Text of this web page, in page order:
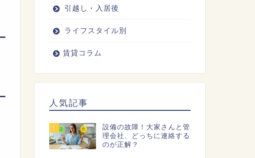
引越し・入居後
ライフスタイル別
賃貸コラム
人気記事
1
設備の故障！大家さんと管
理会社、どっちに連絡する
のが正解？